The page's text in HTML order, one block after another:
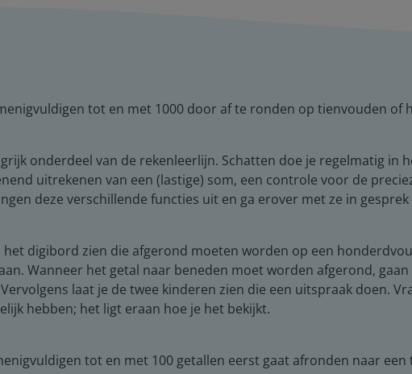
tot en met 1000 door af te ronden op tienvouden of
onderdeel van de rekenleerlijn. Schatten doe je regelmatig in
uitrekenen van een (lastige) som, een controle voor de
deze verschillende functies uit en ga erover met ze in
het digibord zien die afgerond moeten worden op een
Wanneer het getal naar beneden moet worden afgerond,
laat je de twee kinderen zien die een uitspraak doen.
hebben; het ligt eraan hoe je het bekijkt.
tot en met 100 getallen eerst gaat afronden naar